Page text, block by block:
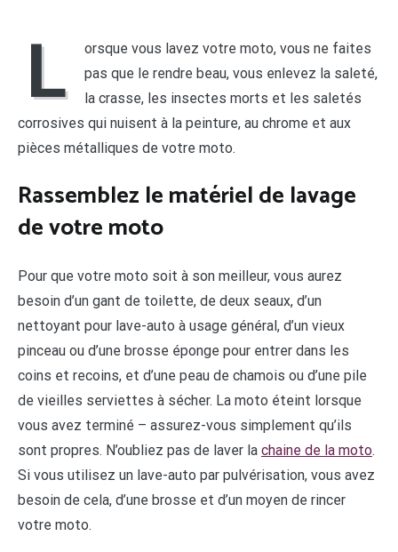
L
orsque vous lavez votre moto, vous ne faites
pas que le rendre beau, vous enlevez la saleté,
la crasse, les insectes morts et les saletés
corrosives qui nuisent à la peinture, au chrome et aux
pièces métalliques de votre moto.
Rassemblez le matériel de lavage
de votre moto
Pour que votre moto soit à son meilleur, vous aurez
besoin d’un gant de toilette, de deux seaux, d’un
nettoyant pour lave-auto à usage général, d’un vieux
pinceau ou d’une brosse éponge pour entrer dans les
coins et recoins, et d’une peau de chamois ou d’une pile
de vieilles serviettes à sécher. La moto éteint lorsque
vous avez terminé – assurez-vous simplement qu’ils
sont propres. N’oubliez pas de laver la chaine de la moto.
Si vous utilisez un lave-auto par pulvérisation, vous avez
besoin de cela, d’une brosse et d’un moyen de rincer
votre moto.